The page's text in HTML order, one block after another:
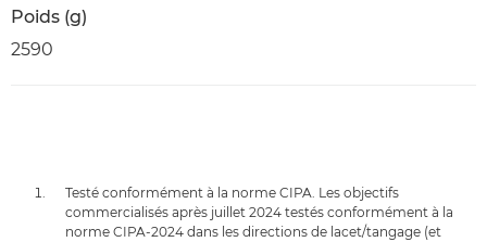
Poids (g)
2590
Testé conformément à la norme CIPA. Les objectifs
commercialisés après juillet 2024 testés conformément à la
norme CIPA-2024 dans les directions de lacet/tangage (et